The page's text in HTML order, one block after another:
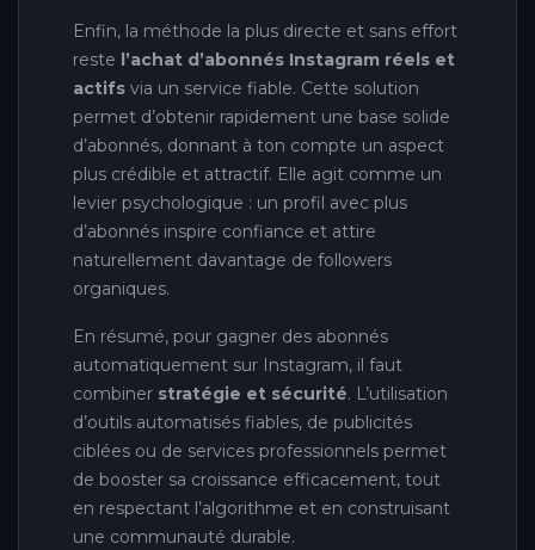
Enfin, la méthode la plus directe et sans effort
reste l’achat d’abonnés Instagram réels et
actifs via un service fiable. Cette solution
permet d’obtenir rapidement une base solide
d’abonnés, donnant à ton compte un aspect
plus crédible et attractif. Elle agit comme un
levier psychologique : un profil avec plus
d’abonnés inspire confiance et attire
naturellement davantage de followers
organiques.
En résumé, pour gagner des abonnés
automatiquement sur Instagram, il faut
combiner stratégie et sécurité. L’utilisation
d’outils automatisés fiables, de publicités
ciblées ou de services professionnels permet
de booster sa croissance efficacement, tout
en respectant l’algorithme et en construisant
une communauté durable.